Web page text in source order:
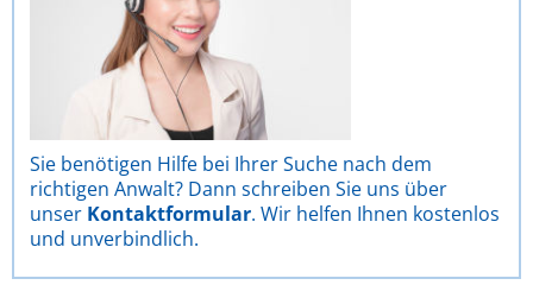
Sie benötigen Hilfe bei Ihrer Suche nach dem
richtigen Anwalt? Dann schreiben Sie uns über
unser Kontaktformular. Wir helfen Ihnen kostenlos
und unverbindlich.